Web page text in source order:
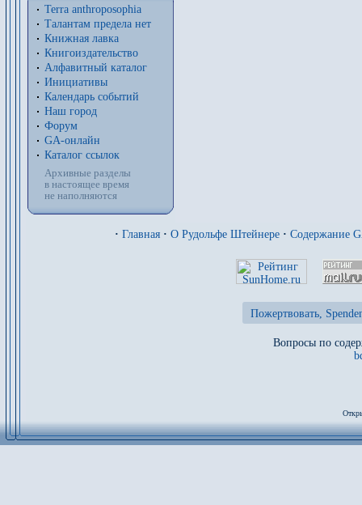
Terra anthroposophia
Талантам предела нет
Книжная лавка
Книгоиздательство
Алфавитный каталог
Инициативы
Календарь событий
Наш город
Форум
GA-онлайн
Каталог ссылок
Архивные разделы
в настоящее время
не наполняются
· Главная · О Рудольфе Штейнере · Содержание
Пожертвовать,
Вопросы по